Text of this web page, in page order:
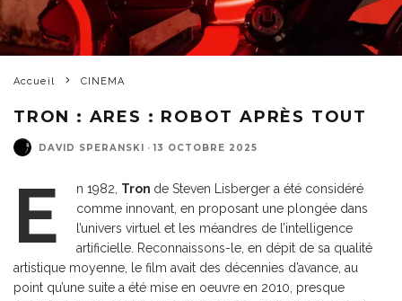
Accueil CINEMA
TRON : ARES : ROBOT APRÈS TOUT
DAVID SPERANSKI · 13 OCTOBRE 2025
E n 1982, Tron de Steven Lisberger a été considéré
comme innovant, en proposant une plongée dans
l’univers virtuel et les méandres de l’intelligence
artificielle. Reconnaissons-le, en dépit de sa qualité
artistique moyenne, le film avait des décennies d’avance, au
point qu’une suite a été mise en oeuvre en 2010, presque